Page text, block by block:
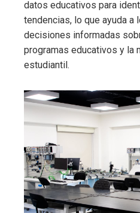
datos educativos para
tendencias, lo que ayuda a
decisiones informadas
programas educativos y la
estudiantil.